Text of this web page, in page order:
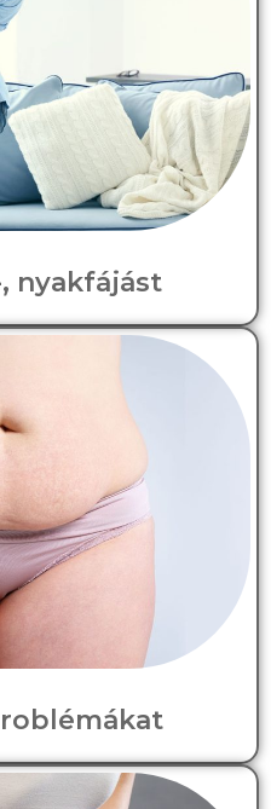
nyakfájást